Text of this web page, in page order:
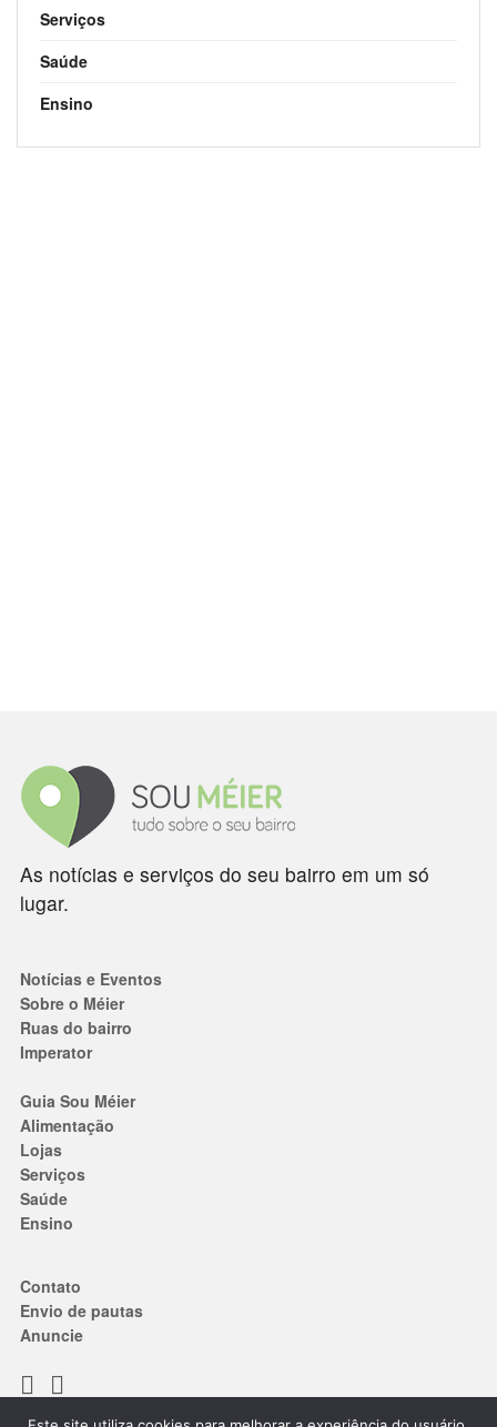
Serviços
Saúde
Ensino
As notícias e serviços do seu bairro em um só
lugar.
Notícias e Eventos
Sobre o Méier
Ruas do bairro
Imperator
Guia Sou Méier
Alimentação
Lojas
Serviços
Saúde
Ensino
Contato
Envio de pautas
Anuncie